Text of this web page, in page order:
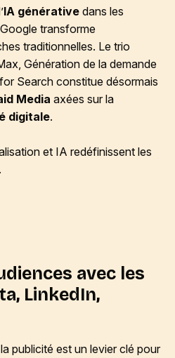
IA générative dans les
transforme
traditionnelles. Le trio
Génération de la demande
Search constitue désormais
Media axées sur la
digitale.
et IA redéfinissent les
avec les
LinkedIn,
publicité est un levier clé pour